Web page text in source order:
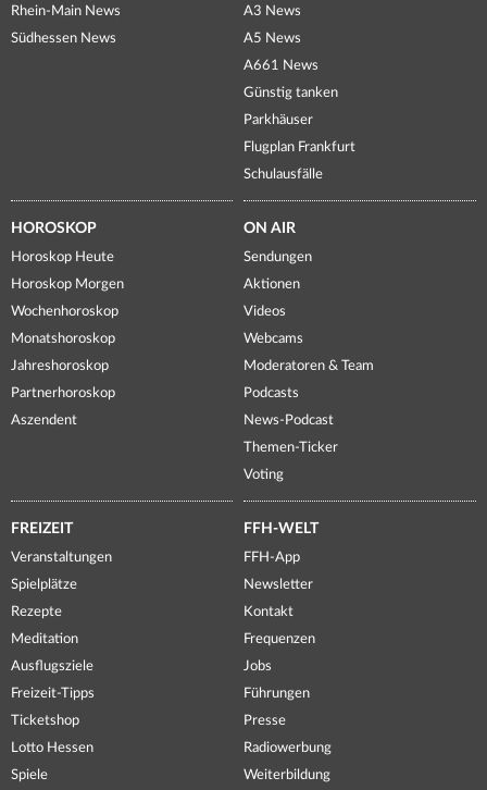
Rhein-Main News
Südhessen News
A3 News
A5 News
A661 News
Günstig tanken
Parkhäuser
Flugplan Frankfurt
Schulausfälle
HOROSKOP
Horoskop Heute
Horoskop Morgen
Wochenhoroskop
Monatshoroskop
Jahreshoroskop
Partnerhoroskop
Aszendent
ON AIR
Sendungen
Aktionen
Videos
Webcams
Moderatoren & Team
Podcasts
News-Podcast
Themen-Ticker
Voting
FREIZEIT
Veranstaltungen
Spielplätze
Rezepte
Meditation
Ausflugsziele
Freizeit-Tipps
Ticketshop
Lotto Hessen
Spiele
FFH-WELT
FFH-App
Newsletter
Kontakt
Frequenzen
Jobs
Führungen
Presse
Radiowerbung
Weiterbildung